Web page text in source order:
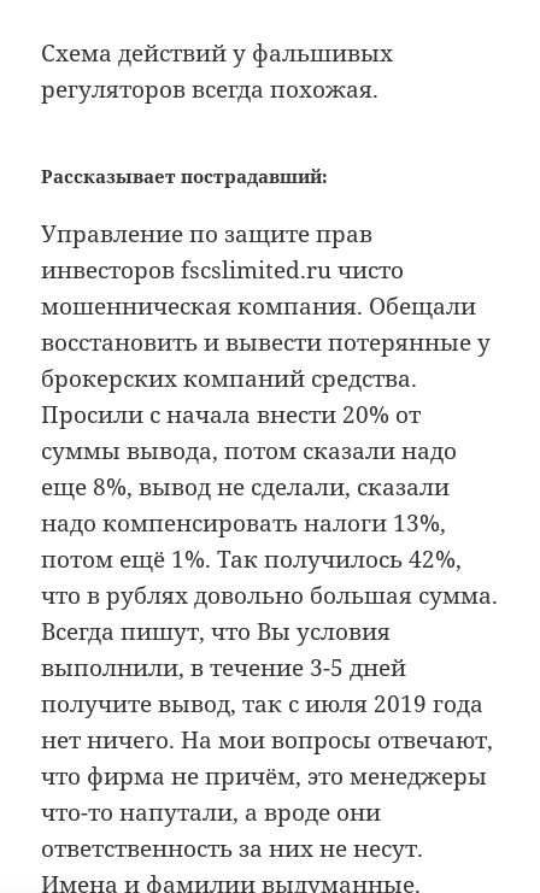
Схема действий у фальшивых
регуляторов всегда похожая.
Рассказывает пострадавший:
Управление по защите прав
инвесторов fscslimited.ru чисто
мошенническая компания. Обещали
восстановить и вывести потерянные у
брокерских компаний средства.
Просили с начала внести 20% от
суммы вывода, потом сказали надо
еще 8%, вывод не сделали, сказали
надо компенсировать налоги 13%,
потом ещё 1%. Так получилось 42%,
что в рублях довольно большая сумма.
Всегда пишут, что Вы условия
выполнили, в течение 3-5 дней
получите вывод, так с июля 2019 года
нет ничего. На мои вопросы отвечают,
что фирма не причём, это менеджеры
что-то напутали, а вроде они
ответственность за них не несут.
Имена и фамилии выдуманные.